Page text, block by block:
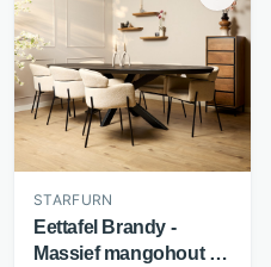
STARFURN
Eettafel Brandy -
Massief mangohout -